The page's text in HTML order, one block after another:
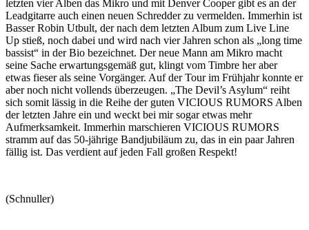
letzten vier Alben das Mikro und mit Denver Cooper gibt es an der
Leadgitarre auch einen neuen Schredder zu vermelden. Immerhin ist
Basser Robin Utbult, der nach dem letzten Album zum Live Line
Up stieß, noch dabei und wird nach vier Jahren schon als „long time
bassist“ in der Bio bezeichnet. Der neue Mann am Mikro macht
seine Sache erwartungsgemäß gut, klingt vom Timbre her aber
etwas fieser als seine Vorgänger. Auf der Tour im Frühjahr konnte er
aber noch nicht vollends überzeugen. „The Devil’s Asylum“ reiht
sich somit lässig in die Reihe der guten VICIOUS RUMORS Alben
der letzten Jahre ein und weckt bei mir sogar etwas mehr
Aufmerksamkeit. Immerhin marschieren VICIOUS RUMORS
stramm auf das 50-jährige Bandjubiläum zu, das in ein paar Jahren
fällig ist. Das verdient auf jeden Fall großen Respekt!
(Schnuller)